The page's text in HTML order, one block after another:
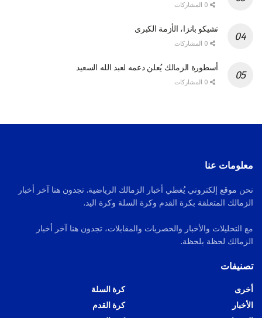
تشيكو بانزا، الأزمة الكبرى
أسطورة الزمالك يُعلن دعمه لعبد الله السعيد
معلومات عنا
نحن موقع إلكتروني يُغطي أخبار الزمالك الرياضية. تجدون هنا آخر أخبار
الزمالك المتعلقة بكرة القدم وكرة السلة وكرة اليد.
مع التحليلات والأخبار والحصريات والمقابلات، تجدون هنا آخر أخبار
الزمالك لحظة بلحظة.
تصنيفات
أخرى
الأخبار
كرة السلة
كرة القدم